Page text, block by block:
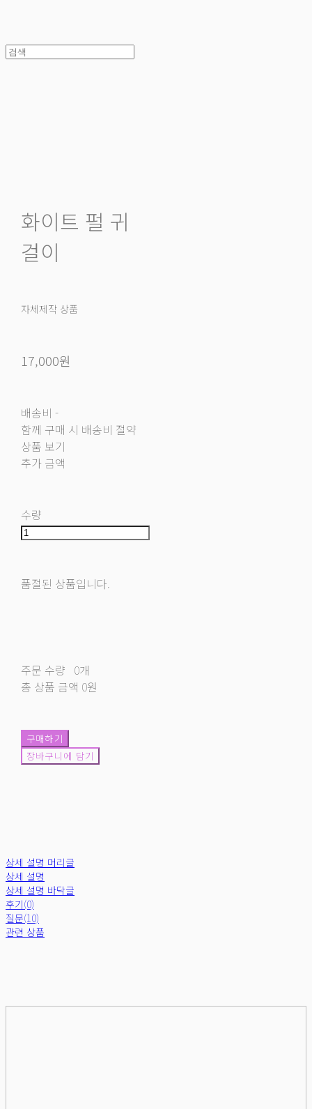
화이트 펄 귀
걸이
자체제작 상품
17,000원
배송비 -
함께 구매 시 배송비 절약
상품 보기
추가 금액
수량
품절된 상품입니다.
주문 수량 0개
총 상품 금액 0원
구매하기
장바구니에 담기
상세 설명 머리글
상세 설명
상세 설명 바닥글
후기(0)
질문(10)
관련 상품